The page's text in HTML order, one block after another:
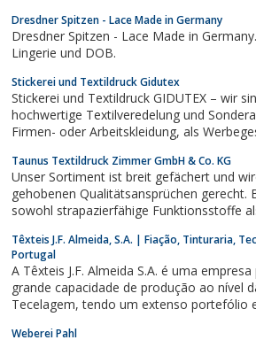
Dresdner Spitzen - Lace Made in Germany
Dresdner Spitzen - Lace Made in
Lingerie und DOB.
Stickerei und Textildruck Gidutex
Stickerei und Textildruck GIDUTEX – wir
hochwertige Textilveredelung und
Firmen- oder Arbeitskleidung, als Werbegeschenk an Kunden
und setzen Ihre Corporate Fashion
uns gebotenen...
Taunus Textildruck Zimmer GmbH & Co. KG
Unser Sortiment ist breit gefächert und
gehobenen Qualitätsansprüchen gerecht.
sowohl strapazierfähige Funktionsstoffe
verleihen. Unsere Stoffe sind vielfältig, sodass sich zahlreiche
Einrichtungskonzepte mit...
Têxteis J.F. Almeida, S.A. | Fiação, Tinturaria,
Portugal
A Têxteis J.F. Almeida S.A. é uma
grande capacidade de produção ao nível da Fiação,
Tecelagem, tendo um extenso portefólio em Fio Cru e Fio Tinto,
Weberei Pahl